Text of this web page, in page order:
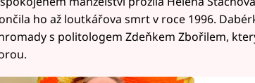
ho až loutkářova smrt v roce 1996.
s politologem Zdeňkem Zbořilem,